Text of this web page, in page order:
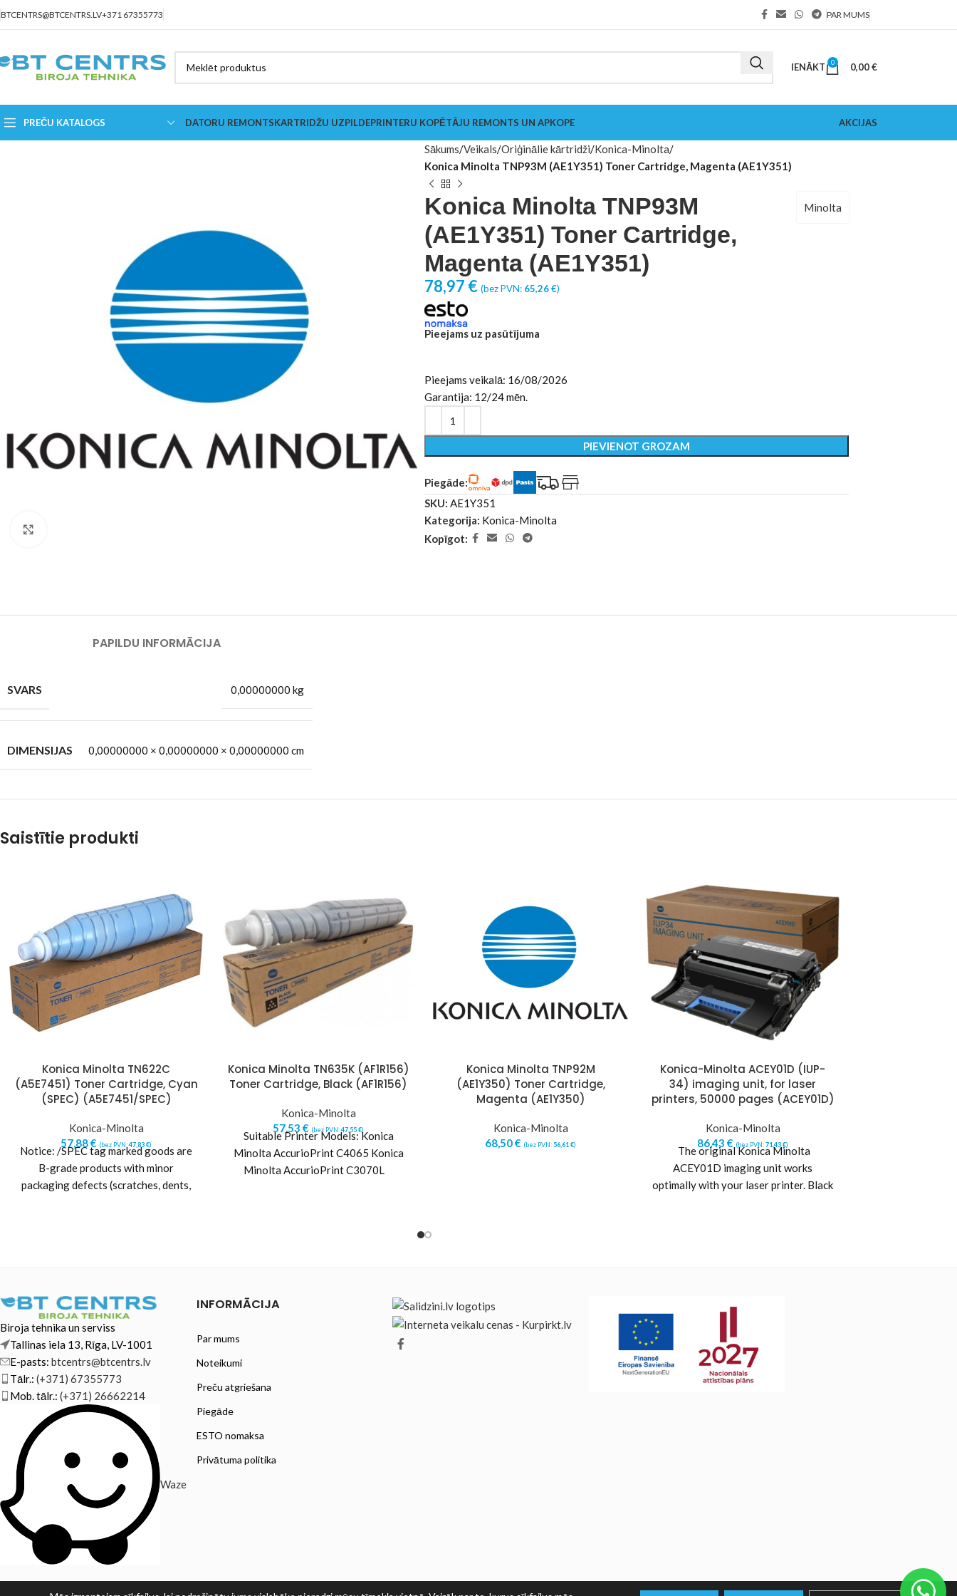
BTCENTRS@BTCENTRS.LV+371 67355773 PAR MUMS
IENĀKT 0 0,00€
PREČU KATALOGS DATORU REMONTSKARTRIDŽU UZPILDEPRINTERU KOPĒTĀJU REMONTS UN APKOPE AKCIJAS
Sākums Veikals Oriģinālie kārtridži Konica-Minolta
Konica Minolta TNP93M (AE1Y351) Toner Cartridge, Magenta (AE1Y351)
Konica Minolta TNP93M
(AE1Y351) Toner Cartridge,
Magenta (AE1Y351)
Minolta
78,97 € (bez PVN: 65,26€)
Pieejams uz pasūtījuma
Pieejams veikalā: 16/08/2026
Garantija: 12/24 mēn.
PIEVIENOT GROZAM
Piegāde:
SKU: AE1Y351
Kategorija: Konica-Minolta
Kopīgot:
PAPILDU INFORMĀCIJA
SVARS 0,00000000 kg
DIMENSIJAS 0,00000000 × 0,00000000 × 0,00000000 cm
Saistītie produkti
Konica Minolta TN622C
(A5E7451) Toner Cartridge, Cyan
(SPEC) (A5E7451/SPEC)
Konica-Minolta
57,88€ (bez PVN:47,83€)
Notice: /SPEC tag marked goods are
B-grade products with minor
packaging defects (scratches, dents,
Konica Minolta TN635K (AF1R156)
Toner Cartridge, Black (AF1R156)
Konica-Minolta
57,53 € (bez PVN:47,55€)
Suitable Printer Models: Konica
Minolta AccurioPrint C4065 Konica
Minolta AccurioPrint C3070L
Konica Minolta TNP92M
(AE1Y350) Toner Cartridge,
Magenta (AE1Y350)
Konica-Minolta
68,50€ (bez PVN: 56,61 €)
Konica-Minolta ACEY01D (IUP-
34) imaging unit, for laser
printers, 50000 pages (ACEY01D)
Konica-Minolta
86,43 € (bez PVN:71,43€)
The original Konica Minolta
ACEY01D imaging unit works
optimally with your laser printer. Black
Biroja tehnika un serviss
Tallinas iela 13, Rīga, LV-1001
E-pasts: btcentrs@btcentrs.lv
Tālr.: (+371) 67355773
Mob. tālr.: (+371) 26662214
Waze
INFORMĀCIJA
Par mums
Noteikumi
Preču atgriešana
Piegāde
ESTO nomaksa
Privātuma politika